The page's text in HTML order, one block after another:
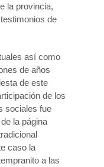
la provincia,
de
así como
de años
de este
de los
sociales fue
la página
caso la
a las